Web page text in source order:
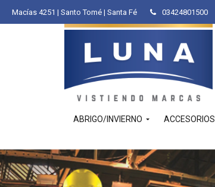
Macías 4251 | Santo Tomé | Santa Fé 03424801500
ABRIGO/INVIERNO ACCESORIOS